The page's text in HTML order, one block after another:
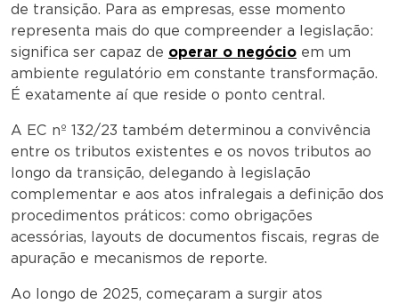
de transição. Para as empresas, esse momento
representa mais do que compreender a legislação:
significa ser capaz de operar o negócio em um
ambiente regulatório em constante transformação.
É exatamente aí que reside o ponto central.
A EC nº 132/23 também determinou a convivência
entre os tributos existentes e os novos tributos ao
longo da transição, delegando à legislação
complementar e aos atos infralegais a definição dos
procedimentos práticos: como obrigações
acessórias, layouts de documentos fiscais, regras de
apuração e mecanismos de reporte.
Ao longo de 2025, começaram a surgir atos